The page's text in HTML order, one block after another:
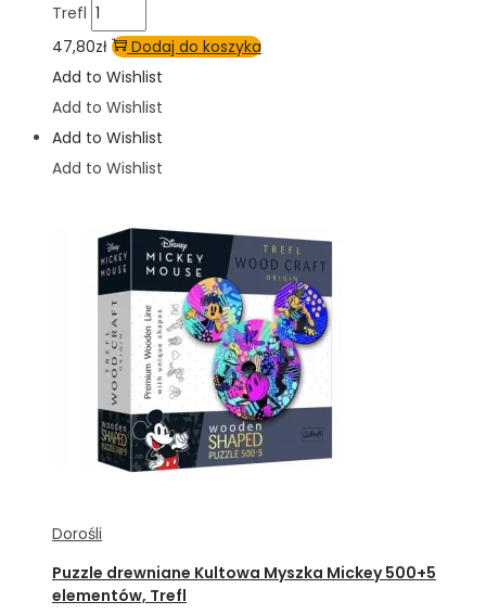
Trefl
47,80zł
Dodaj do koszyka
Add to Wishlist
Add to Wishlist
Add to Wishlist
Add to Wishlist
Dorośli
Puzzle drewniane Kultowa Myszka Mickey 500+5
elementów, Trefl